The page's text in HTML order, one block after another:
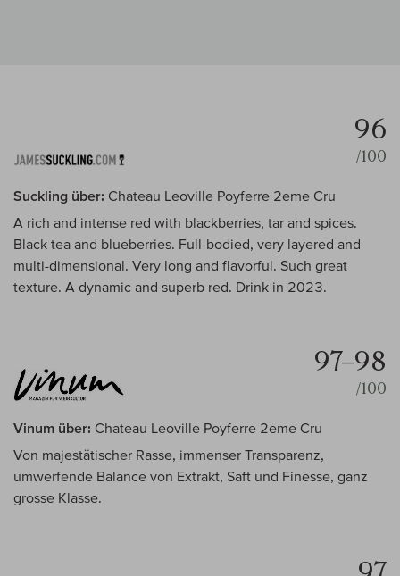
96
/100
Suckling über: Chateau Leoville Poyferre 2eme Cru
A rich and intense red with blackberries, tar and spices.
Black tea and blueberries. Full-bodied, very layered and
multi-dimensional. Very long and flavorful. Such great
texture. A dynamic and superb red. Drink in 2023.
97–98
/100
Vinum über: Chateau Leoville Poyferre 2eme Cru
Von majestätischer Rasse, immenser Transparenz,
umwerfende Balance von Extrakt, Saft und Finesse, ganz
grosse Klasse.